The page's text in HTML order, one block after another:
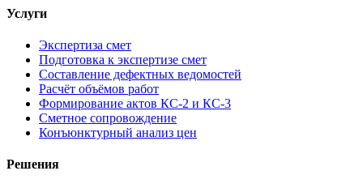
Услуги
Экспертиза смет
Подготовка к экспертизе смет
Составление дефектных ведомостей
Расчёт объёмов работ
Формирование актов КС-2 и КС-3
Сметное сопровождение
Конъюнктурный анализ цен
Решения